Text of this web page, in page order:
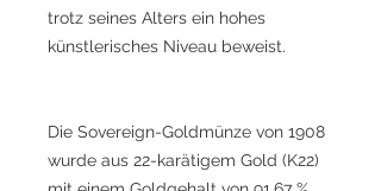
trotz seines Alters ein hohes
künstlerisches Niveau beweist.
Die Sovereign-Goldmünze von 1908
wurde aus 22-karätigem Gold (K22)